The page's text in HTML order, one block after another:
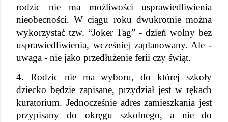
rodzic nie ma możliwości usprawiedliwienia
nieobecności. W ciągu roku dwukrotnie można
wykorzystać tzw. “Joker Tag” - dzień wolny bez
usprawiedliwienia, wcześniej zaplanowany. Ale -
uwaga - nie jako przedłużenie ferii czy świąt.
4. Rodzic nie ma wyboru, do której szkoły
dziecko będzie zapisane, przydział jest w rękach
kuratorium. Jednocześnie adres zamieszkania jest
przypisany do okręgu szkolnego, a nie do